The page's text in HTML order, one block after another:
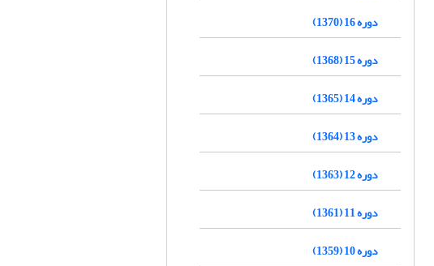
دوره 16 (1370)
دوره 15 (1368)
دوره 14 (1365)
دوره 13 (1364)
دوره 12 (1363)
دوره 11 (1361)
دوره 10 (1359)